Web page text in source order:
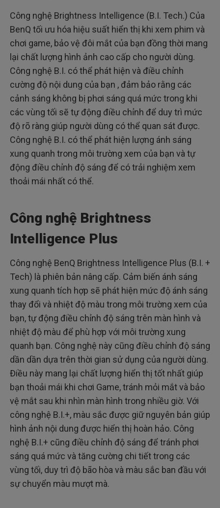
Công nghệ Brightness Intelligence (B.I. Tech.) Của
BenQ tối ưu hóa hiệu suất hiển thị khi xem phim và
chơi game, bảo vệ đôi mắt của bạn đồng thời mang
lại chất lượng hình ảnh cao cấp cho người dùng.
Công nghệ B.I. có thể phát hiện và điều chỉnh
cường độ nội dung của bạn , đảm bảo rằng các
cảnh sáng không bị phơi sáng quá mức trong khi
các vùng tối sẽ tự động điều chỉnh để duy trì mức
độ rõ ràng giúp người dùng có thể quan sát được.
Công nghệ B.I. có thể phát hiện lượng ánh sáng
xung quanh trong môi trường xem của bạn và tự
động điều chỉnh độ sáng để có trải nghiệm xem
thoải mái nhất có thể.
Công nghệ Brightness
Intelligence Plus
Công nghệ BenQ Brightness Intelligence Plus (B.I. +
Tech) là phiên bản nâng cấp. Cảm biến ánh sáng
xung quanh tích hợp sẽ phát hiện mức độ ánh sáng
thay đổi và nhiệt độ màu trong môi trường xem của
bạn, tự động điều chỉnh độ sáng trên màn hình và
nhiệt độ màu để phù hợp với môi trường xung
quanh bạn. Công nghệ này cũng điều chỉnh độ sáng
dần dần dựa trên thời gian sử dụng của người dùng.
Điều này mang lại chất lượng hiển thị tốt nhất giúp
bạn thoải mái khi chơi Game, tránh mỏi mắt và bảo
vệ mắt sau khi nhìn màn hình trong nhiều giờ. Với
công nghệ B.I.+, màu sắc được giữ nguyên bản giúp
hình ảnh nội dung được hiển thị hoàn hảo. Công
nghệ B.I.+ cũng điều chỉnh độ sáng để tránh phơi
sáng quá mức và tăng cường chi tiết trong các
vùng tối, duy trì độ bão hòa và màu sắc ban đầu với
sự chuyển màu mượt mà.